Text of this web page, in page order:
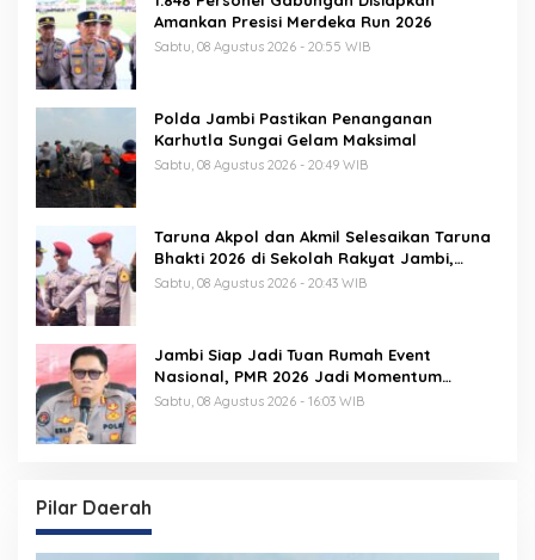
Amankan Presisi Merdeka Run 2026
Sabtu, 08 Agustus 2026 - 20:55 WIB
Polda Jambi Pastikan Penanganan
Karhutla Sungai Gelam Maksimal
Sabtu, 08 Agustus 2026 - 20:49 WIB
Taruna Akpol dan Akmil Selesaikan Taruna
Bhakti 2026 di Sekolah Rakyat Jambi,
Kegiatan Berlangsung Aman dan Lancar
Sabtu, 08 Agustus 2026 - 20:43 WIB
Jambi Siap Jadi Tuan Rumah Event
Nasional, PMR 2026 Jadi Momentum
Pembuktian
Sabtu, 08 Agustus 2026 - 16:03 WIB
Pilar Daerah